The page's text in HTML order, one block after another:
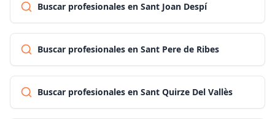
Buscar profesionales en Sant Joan Despí
Buscar profesionales en Sant Pere de Ribes
Buscar profesionales en Sant Quirze Del Vallès